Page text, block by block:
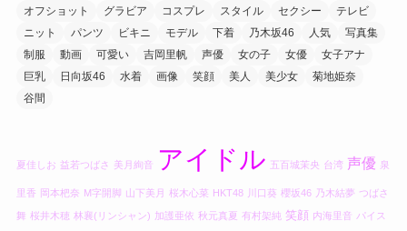
オフショット
グラビア コスプレ スタイル セクシー
テレビ
ニット
パンツ ビキニ モデル 下着 乃木坂46 人気
写真集
制服
動画 可愛い 吉岡里帆 声優 女の子 女優
女子アナ
巨乳
日向坂46 水着 画像 笑顔 美人 美少女
菊地姫奈
谷間
夏佳しお 益若つばさ 美月絢音 アイドル 五百城茉央 台湾 声優 泉
里香 岡本杷奈 M字開脚 山下美月 桜木心菜 HKT48 川口葵 櫻坂46 乃木結夢 つばさ
舞 桜井木穂 林襄(リンシャン) 加護亜依 秋元真夏 有村架純 笑顔 内海里音 パイス